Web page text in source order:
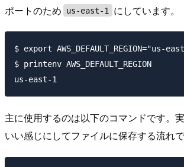
ポートのため
us-east-1 にしています。
$ export AWS_DEFAULT_REGION="us-
$ printenv AWS_DEFAULT_REGION
主に使用するのは以下のコマンドです。
いい感じにしてファイルに保存する流れで